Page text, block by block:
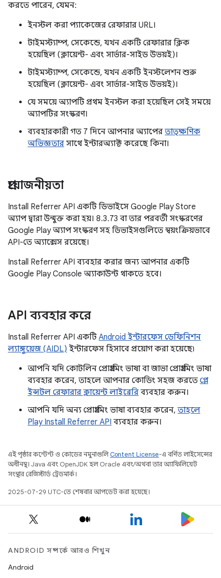
করতে পারেন, যেমন:
ইনস্টল করা প্যাকেজের রেফারার URL।
টাইমস্ট্যাম্প, সেকেন্ডে, যখন একটি রেফারার ক্লিক
হয়েছিল (ক্লায়েন্ট- এবং সার্ভার-সাইড উভয়ই)।
টাইমস্ট্যাম্প, সেকেন্ডে, যখন একটি ইনস্টলেশন শুরু
হয়েছিল (ক্লায়েন্ট- এবং সার্ভার-সাইড উভয়ই)।
যে সময়ে অ্যাপটি প্রথম ইনস্টল করা হয়েছিল সেই সময়ে
অ্যাপটির সংস্করণ।
ব্যবহারকারী গত 7 দিনে আপনার অ্যাপের তাত্ক্ষণিক
অভিজ্ঞতার সাথে ইন্টারঅ্যাক্ট করেছে কিনা।
প্রয়োজনীয়তা
Install Referrer API একটি ডিভাইসে Google Play Store
অ্যাপ দ্বারা উন্মুক্ত করা হয়। 8.3.73 বা তার পরবর্তী সংস্করণের
Google Play অ্যাপ সংস্করণ সহ ডিভাইসগুলিতে স্বয়ংক্রিয়ভাবে
API-তে অ্যাক্সেস রয়েছে।
Install Referrer API ব্যবহার করার জন্য আপনার একটি
Google Play Console অ্যাকাউন্ট থাকতে হবে।
API ব্যবহার করে
Install Referrer API একটি Android ইন্টারফেস ডেফিনিশন
ল্যাঙ্গুয়েজ (AIDL) ইন্টারফেস হিসাবে প্রয়োগ করা হয়েছে৷
আপনি যদি কোটলিন প্রোগ্রামিং ভাষা বা জাভা প্রোগ্রামিং ভাষা
ব্যবহার করেন, তাহলে আপনার কোডিং সহজ করতে প্লে
ইন্সটল রেফারার ক্লায়েন্ট লাইব্রেরি ব্যবহার করুন।
আপনি যদি অন্য প্রোগ্রামিং ভাষা ব্যবহার করেন, তাহলে
Play Install Referrer API ব্যবহার করুন।
এই পৃষ্ঠার কন্টেন্ট ও কোডের নমুনাগুলিContent License-এ বর্ণিত লাইসেন্সের
অধীনস্থ। Java এবং OpenJDK হল Oracle এবং/অথবা তার অ্যাফিলিয়েট
সংস্থার রেজিস্টার্ড ট্রেডমার্ক।
2025-07-29 UTC-তে শেষবার আপডেট করা হয়েছে।
ANDROID সম্পর্কে আরও শিখুন
Android